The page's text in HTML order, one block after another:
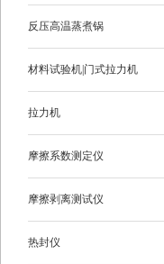
反压高温蒸煮锅
材料试验机|门式拉力机
拉力机
摩擦系数测定仪
摩擦剥离测试仪
热封仪